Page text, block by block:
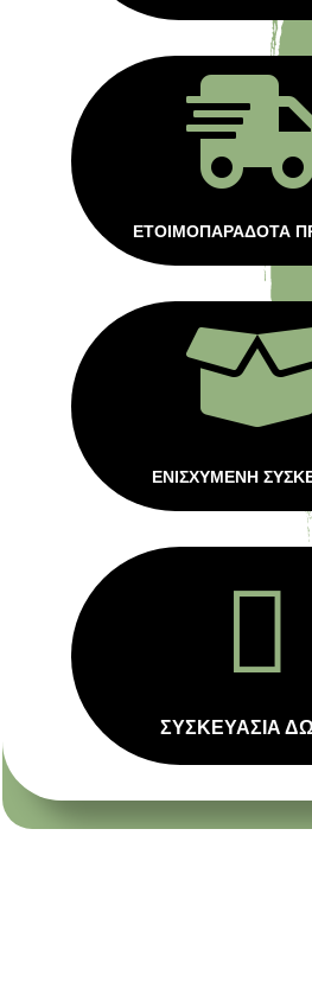
ΕΤΟΙΜΟΠΑΡΑΔΟΤΑ
ΕΝΙΣΧΥΜΕΝΗ

ΣΥΣΚΕΥΑΣΙΑ